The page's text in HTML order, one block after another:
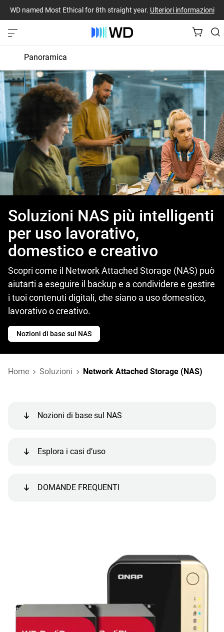
WD named Most Ethical for 8th straight year. Ulteriori informazioni
Panoramica
Unità per NAS
Soluzioni NAS più intelligenti
per uso lavorativo,
domestico e creativo
Scopri come il Network Attached Storage (NAS) può
aiutarti a eseguire il backup e a condividere e gestire
i tuoi contenuti digitali, che siano a uso domestico,
lavorativo o creativo.
Nozioni di base sul NAS
Home Soluzioni Network Attached Storage (NAS)
Nozioni di base sul NAS
Esplora i casi d’uso
DOMANDE FREQUENTI